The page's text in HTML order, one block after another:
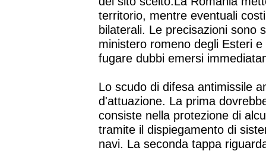
territorio, mentre eventuali
bilaterali. Le precisazioni sono
ministero romeno degli Esteri
fugare dubbi emersi
Lo scudo di difesa antimissile
d'attuazione. La prima
consiste nella protezione di
tramite il dispiegamento di
navi. La seconda tappa